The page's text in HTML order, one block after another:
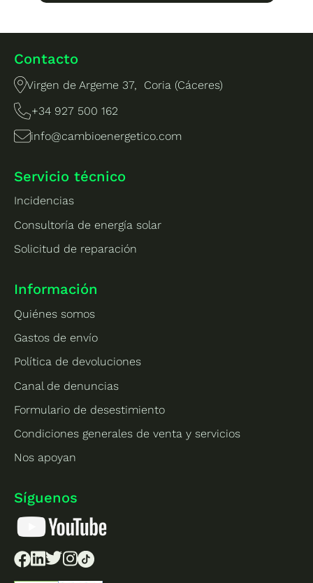
Contacto
Virgen de Argeme 37, Coria (Cáceres)
+34 927 500 162
info@cambioenergetico.com
Servicio técnico
Incidencias
Consultoría de energía solar
Solicitud de reparación
Información
Quiénes somos
Gastos de envío
Política de devoluciones
Canal de denuncias
Formulario de desestimiento
Condiciones generales de venta y servicios
Nos apoyan
Síguenos